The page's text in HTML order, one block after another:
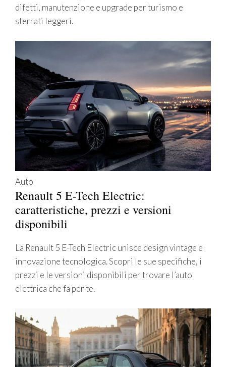
difetti, manutenzione e upgrade per turismo e
sterrati leggeri.
Auto
Renault 5 E-Tech Electric:
caratteristiche, prezzi e versioni
disponibili
La Renault 5 E-Tech Electric unisce design vintage e
innovazione tecnologica. Scopri le sue specifiche, i
prezzi e le versioni disponibili per trovare l’auto
elettrica che fa per te.